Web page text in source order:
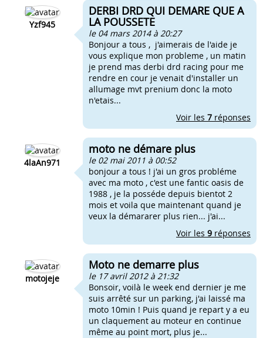
Yzf945
DERBI DRD QUI DEMARE QUE A
LA POUSSETE
le 04 mars 2014 à 20:27
Bonjour a tous , j'aimerais de l'aide je
vous explique mon probleme , un matin
je prend mas derbi drd racing pour me
rendre en cour je venait d'installer un
allumage mvt prenium donc la moto
n'etais...
Voir les 7 réponses
4laAn971
moto ne démare plus
le 02 mai 2011 à 00:52
bonjour a tous ! j'ai un gros probléme
avec ma moto , c'est une fantic oasis de
1988 , je la posséde depuis bientot 2
mois et voila que maintenant quand je
veux la démararer plus rien... j'ai...
Voir les 9 réponses
motojeje
Moto ne demarre plus
le 17 avril 2012 à 21:32
Bonsoir, voilà le week end dernier je me
suis arrêté sur un parking, j'ai laissé ma
moto 10min ! Puis quand je repart y a eu
un claquement au moteur en continue
même au point mort, plus je...